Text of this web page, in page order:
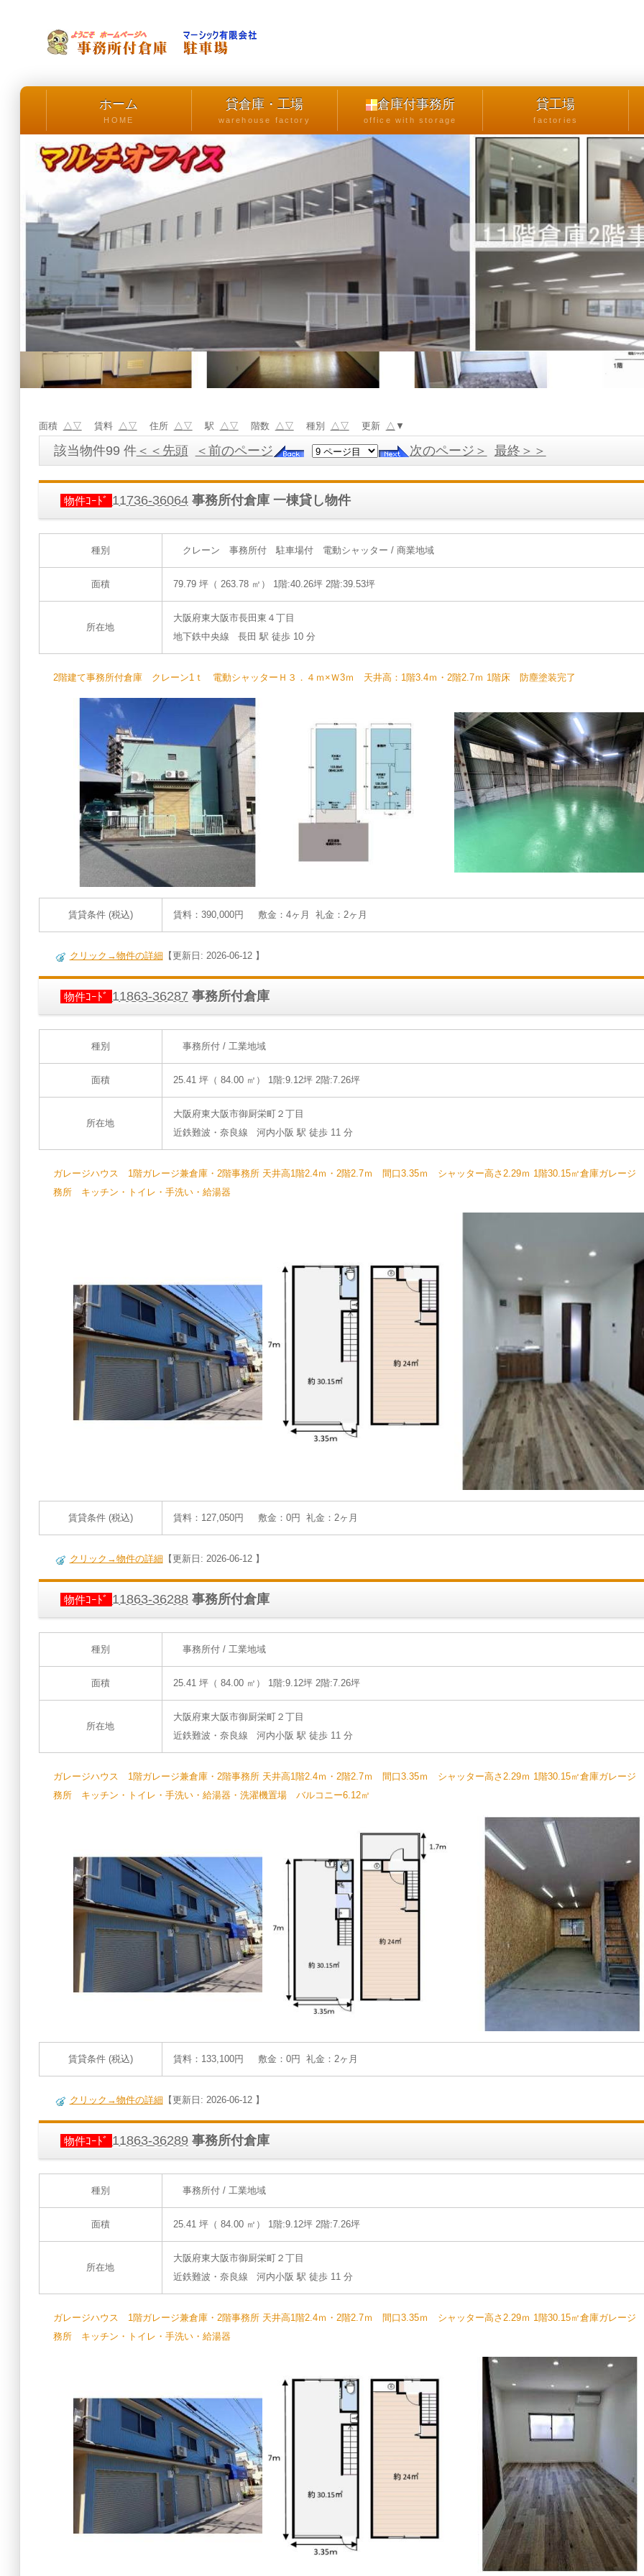
ホーム
HOME
貸倉庫・工場
warehouse factory
倉庫付事務所
office with storage
貸工場
factories
面積 △ ▽ 賃料 △ ▽ 住所 △ ▽ 駅 △ ▽ 階数 △ ▽ 種別 △ ▽ 更新 △ ▼
該当物件99 件＜＜先頭 ＜前のページ 次のページ＞ 最終＞＞
物件ｺｰﾄﾞ 11736-36064 事務所付倉庫 一棟貸し物件
種別 クレーン 事務所付 駐車場付 電動シャッター / 商業地域
面積 79.79 坪（ 263.78 ㎡） 1階:40.26坪 2階:39.53坪
所在地
大阪府東大阪市長田東４丁目
地下鉄中央線 長田 駅 徒歩 10 分
2階建て事務所付倉庫 クレーン1ｔ 電動シャッターＨ３．４ｍ×Ｗ3ｍ 天井高：1階3.4ｍ・2階2.7ｍ 1階床 防塵塗装完了
賃貸条件 (税込) 賃料：390,000円 敷金：4ヶ月 礼金：2ヶ月
クリック→物件の詳細 【更新日: 2026-06-12 】
物件ｺｰﾄﾞ 11863-36287 事務所付倉庫
種別 事務所付 / 工業地域
面積 25.41 坪（ 84.00 ㎡） 1階:9.12坪 2階:7.26坪
所在地
大阪府東大阪市御厨栄町２丁目
近鉄難波・奈良線 河内小阪 駅 徒歩 11 分
ガレージハウス 1階ガレージ兼倉庫・2階事務所 天井高1階2.4ｍ・2階2.7ｍ 間口3.35ｍ シャッター高さ2.29ｍ 1階30.15㎡倉庫ガレージ
務所 キッチン・トイレ・手洗い・給湯器
賃貸条件 (税込) 賃料：127,050円 敷金：0円 礼金：2ヶ月
クリック→物件の詳細 【更新日: 2026-06-12 】
物件ｺｰﾄﾞ 11863-36288 事務所付倉庫
種別 事務所付 / 工業地域
面積 25.41 坪（ 84.00 ㎡） 1階:9.12坪 2階:7.26坪
所在地
大阪府東大阪市御厨栄町２丁目
近鉄難波・奈良線 河内小阪 駅 徒歩 11 分
ガレージハウス 1階ガレージ兼倉庫・2階事務所 天井高1階2.4ｍ・2階2.7ｍ 間口3.35ｍ シャッター高さ2.29ｍ 1階30.15㎡倉庫ガレージ
務所 キッチン・トイレ・手洗い・給湯器・洗濯機置場 バルコニー6.12㎡
賃貸条件 (税込) 賃料：133,100円 敷金：0円 礼金：2ヶ月
クリック→物件の詳細 【更新日: 2026-06-12 】
物件ｺｰﾄﾞ 11863-36289 事務所付倉庫
種別 事務所付 / 工業地域
面積 25.41 坪（ 84.00 ㎡） 1階:9.12坪 2階:7.26坪
所在地
大阪府東大阪市御厨栄町２丁目
近鉄難波・奈良線 河内小阪 駅 徒歩 11 分
ガレージハウス 1階ガレージ兼倉庫・2階事務所 天井高1階2.4ｍ・2階2.7ｍ 間口3.35ｍ シャッター高さ2.29ｍ 1階30.15㎡倉庫ガレージ
務所 キッチン・トイレ・手洗い・給湯器